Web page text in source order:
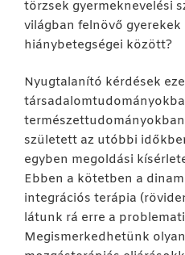
törzsek gyermeknevelési
világban felnövő
hiánybetegségei között?
Nyugtalanító kérdések
született az utóbbi
egyben megoldási
Ebben a kötetben a
integrációs terápia
látunk rá erre a
Megismerkedhetünk